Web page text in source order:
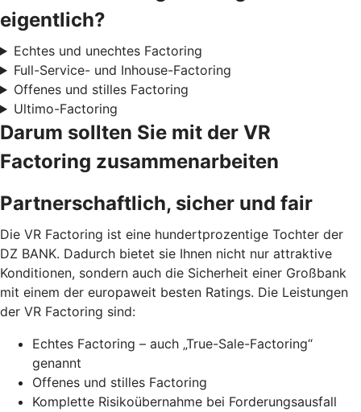
eigentlich?
Echtes und unechtes Factoring
Full-Service- und Inhouse-Factoring
Offenes und stilles Factoring
Ultimo-Factoring
Darum sollten Sie mit der VR
Factoring zusammenarbeiten
Partnerschaftlich, sicher und fair
Die VR Factoring ist eine hundertprozentige Tochter der
DZ BANK. Dadurch bietet sie Ihnen nicht nur attraktive
Konditionen, sondern auch die Sicherheit einer Großbank
mit einem der europaweit besten Ratings. Die Leistungen
der VR Factoring sind:
Echtes Factoring – auch „True-Sale-Factoring“
genannt
Offenes und stilles Factoring
Komplette Risikoübernahme bei Forderungsausfall